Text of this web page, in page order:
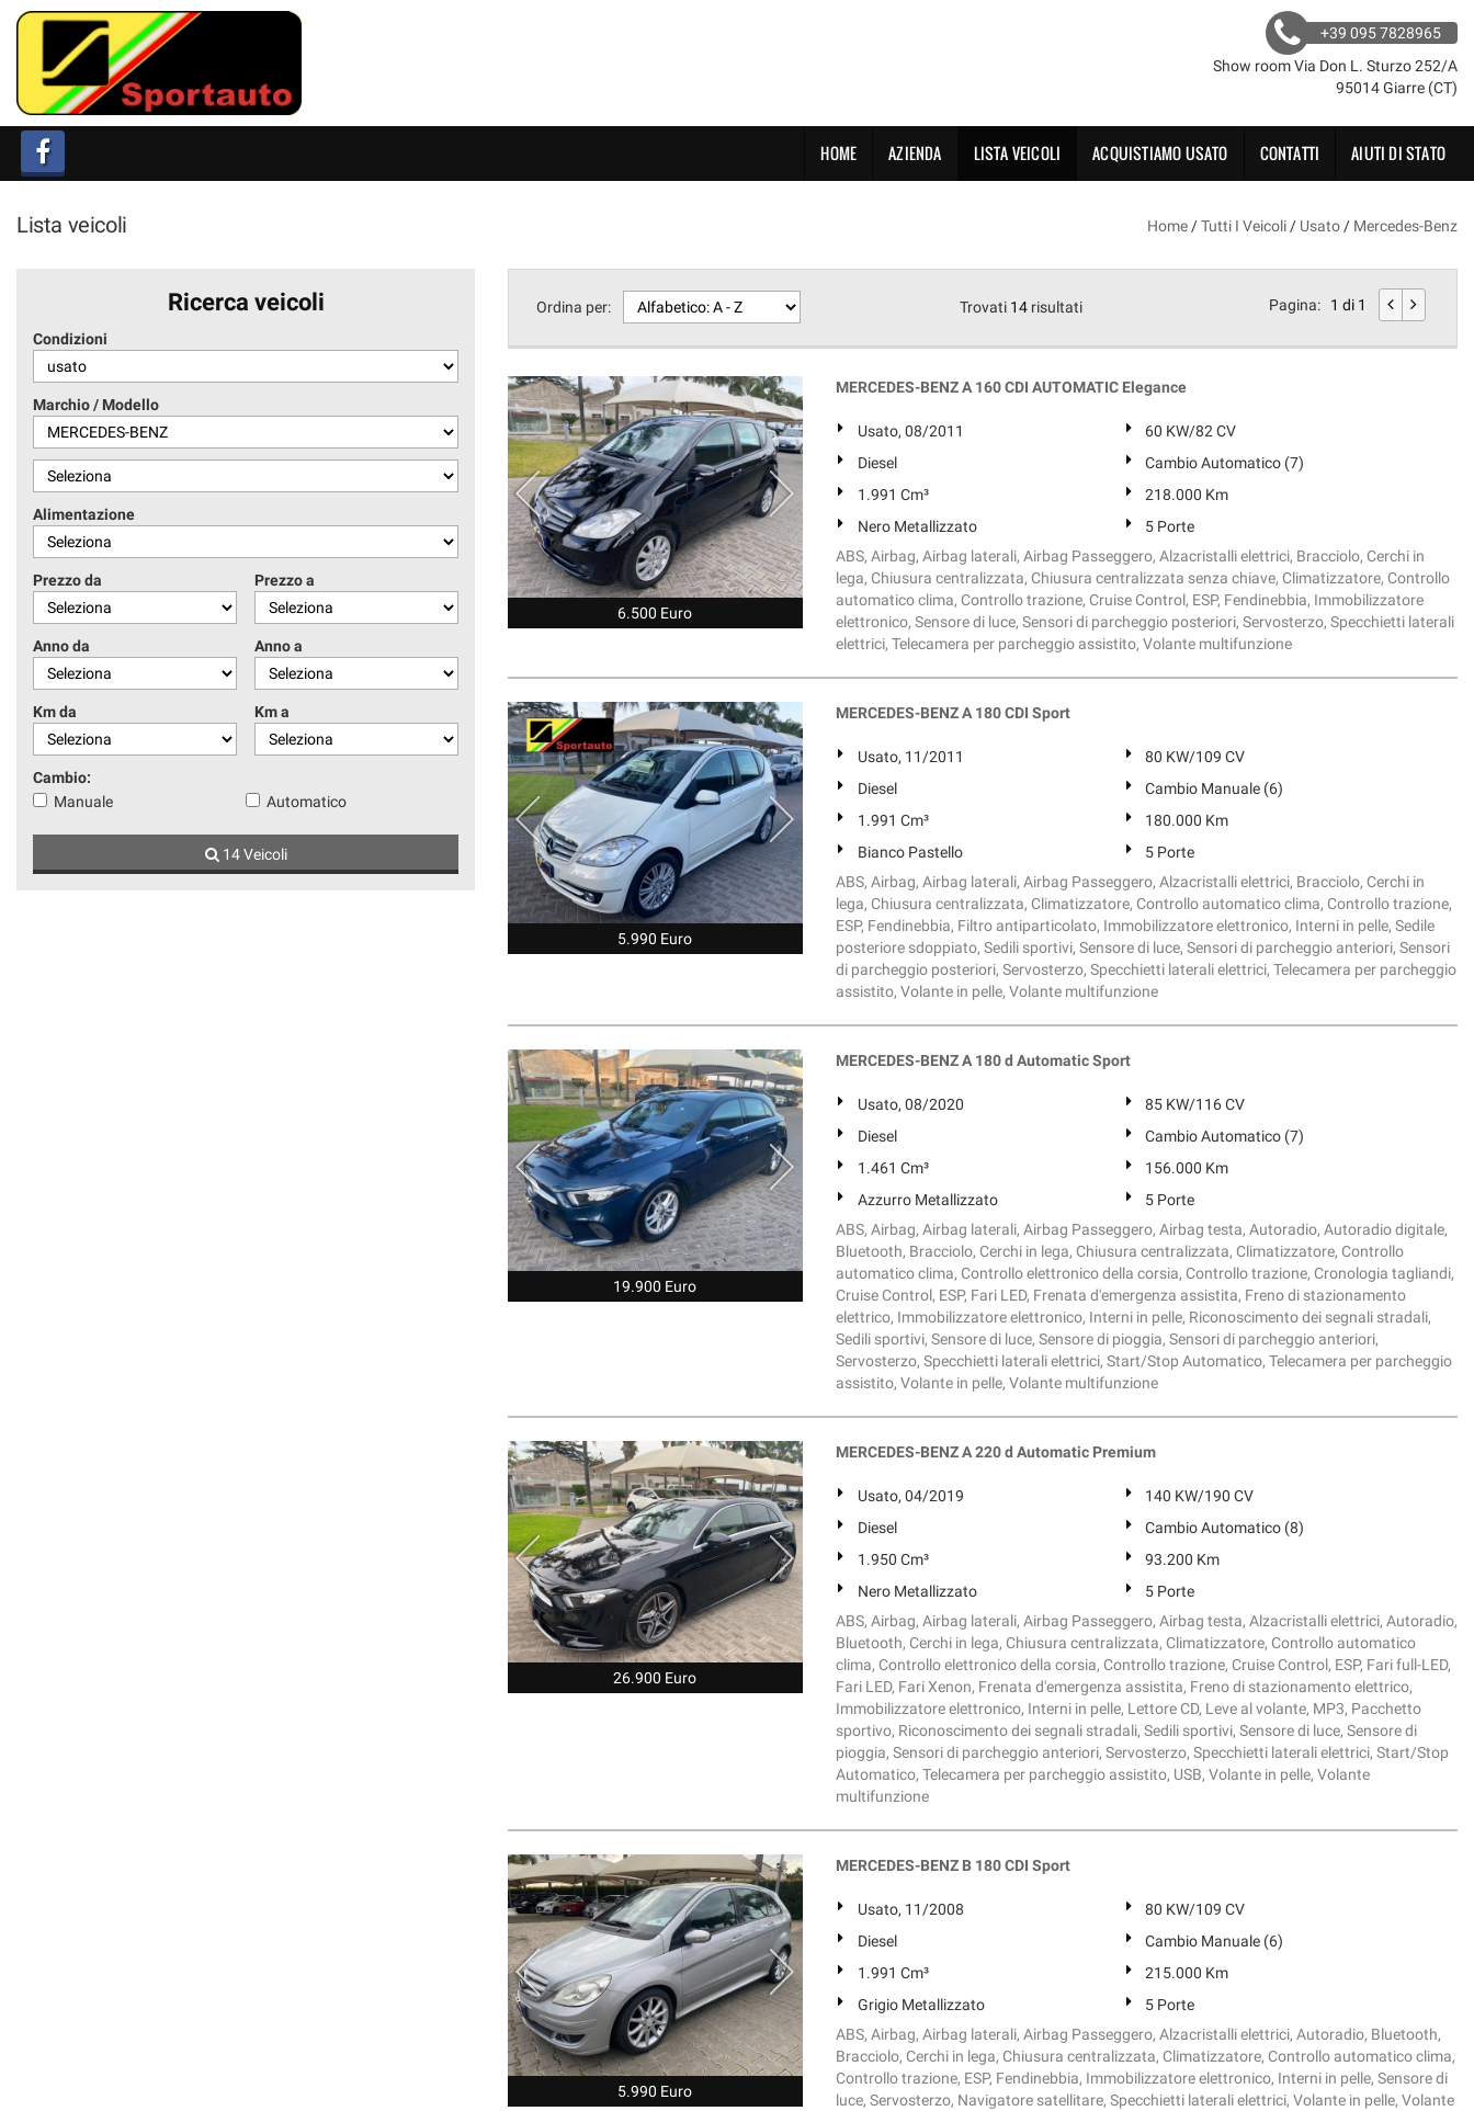
HOME
AZIENDA
LISTA VEICOLI
ACQUISTIAMO USATO
AIUTI DI STATO
+39 095 7828965
Show room Via Don L. Sturzo 252/A
95014 Giarre (CT)
HOME AZIENDA LISTA VEICOLI ACQUISTIAMO USATO CONTATTI AIUTI DI STATO
Lista veicoli Home /Tutti I Veicoli / Usato / Mercedes-Benz
Ricerca veicoli
Condizioni
Marchio / Modello
Alimentazione
Prezzo da Prezzo a
Anno da Anno a
Km da Km a
Cambio:
Manuale
Automatico
14 Veicoli
Ordina per: Trovati 14 risultati Pagina: 1 di 1
6.500 Euro
MERCEDES-BENZ A 160 CDI AUTOMATIC Elegance
Usato, 08/2011
60 KW/82 CV
Diesel
Cambio Automatico (7)
1.991 Cm³
218.000 Km
Nero Metallizzato
5 Porte
ABS, Airbag, Airbag laterali, Airbag Passeggero, Alzacristalli elettrici, Bracciolo, Cerchi in
lega, Chiusura centralizzata, Chiusura centralizzata senza chiave, Climatizzatore, Controllo
automatico clima, Controllo trazione, Cruise Control, ESP, Fendinebbia, Immobilizzatore
elettronico, Sensore di luce, Sensori di parcheggio posteriori, Servosterzo, Specchietti laterali
elettrici, Telecamera per parcheggio assistito, Volante multifunzione
5.990 Euro
MERCEDES-BENZ A 180 CDI Sport
Usato, 11/2011
80 KW/109 CV
Diesel
Cambio Manuale (6)
1.991 Cm³
180.000 Km
Bianco Pastello
5 Porte
ABS, Airbag, Airbag laterali, Airbag Passeggero, Alzacristalli elettrici, Bracciolo, Cerchi in
lega, Chiusura centralizzata, Climatizzatore, Controllo automatico clima, Controllo trazione,
ESP, Fendinebbia, Filtro antiparticolato, Immobilizzatore elettronico, Interni in pelle, Sedile
posteriore sdoppiato, Sedili sportivi, Sensore di luce, Sensori di parcheggio anteriori, Sensori
di parcheggio posteriori, Servosterzo, Specchietti laterali elettrici, Telecamera per parcheggio
assistito, Volante in pelle, Volante multifunzione
19.900 Euro
MERCEDES-BENZ A 180 d Automatic Sport
Usato, 08/2020
85 KW/116 CV
Diesel
Cambio Automatico (7)
1.461 Cm³
156.000 Km
Azzurro Metallizzato
5 Porte
ABS, Airbag, Airbag laterali, Airbag Passeggero, Airbag testa, Autoradio, Autoradio digitale,
Bluetooth, Bracciolo, Cerchi in lega, Chiusura centralizzata, Climatizzatore, Controllo
automatico clima, Controllo elettronico della corsia, Controllo trazione, Cronologia tagliandi,
Cruise Control, ESP, Fari LED, Frenata d'emergenza assistita, Freno di stazionamento
elettrico, Immobilizzatore elettronico, Interni in pelle, Riconoscimento dei segnali stradali,
Sedili sportivi, Sensore di luce, Sensore di pioggia, Sensori di parcheggio anteriori,
Servosterzo, Specchietti laterali elettrici, Start/Stop Automatico, Telecamera per parcheggio
assistito, Volante in pelle, Volante multifunzione
26.900 Euro
MERCEDES-BENZ A 220 d Automatic Premium
Usato, 04/2019
140 KW/190 CV
Diesel
Cambio Automatico (8)
1.950 Cm³
93.200 Km
Nero Metallizzato
5 Porte
ABS, Airbag, Airbag laterali, Airbag Passeggero, Airbag testa, Alzacristalli elettrici, Autoradio,
Bluetooth, Cerchi in lega, Chiusura centralizzata, Climatizzatore, Controllo automatico
clima, Controllo elettronico della corsia, Controllo trazione, Cruise Control, ESP, Fari full-LED,
Fari LED, Fari Xenon, Frenata d'emergenza assistita, Freno di stazionamento elettrico,
Immobilizzatore elettronico, Interni in pelle, Lettore CD, Leve al volante, MP3, Pacchetto
sportivo, Riconoscimento dei segnali stradali, Sedili sportivi, Sensore di luce, Sensore di
pioggia, Sensori di parcheggio anteriori, Servosterzo, Specchietti laterali elettrici, Start/Stop
Automatico, Telecamera per parcheggio assistito, USB, Volante in pelle, Volante
multifunzione
5.990 Euro
MERCEDES-BENZ B 180 CDI Sport
Usato, 11/2008
80 KW/109 CV
Diesel
Cambio Manuale (6)
1.991 Cm³
215.000 Km
Grigio Metallizzato
5 Porte
ABS, Airbag, Airbag laterali, Airbag Passeggero, Alzacristalli elettrici, Autoradio, Bluetooth,
Bracciolo, Cerchi in lega, Chiusura centralizzata, Climatizzatore, Controllo automatico clima,
Controllo trazione, ESP, Fendinebbia, Immobilizzatore elettronico, Interni in pelle, Sensore di
luce, Servosterzo, Navigatore satellitare, Specchietti laterali elettrici, Volante in pelle, Volante